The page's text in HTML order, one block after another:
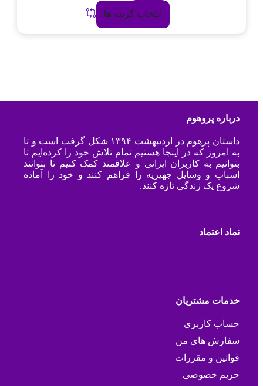
انتخاب گزینه ها
درباره پروهوم
داستان پرهوم در اردیبهشت ۱۳۹۴ شکل گرفت است و تا
به امروز که در اینجا هستیم تمام تلاش خود را کرده‌ایم تا
بتوانیم به کاربران ایرانی و علاقمند کمک کنیم تا بتوانند
اسباب و وسایل جهیزیه را فراهم کنند و خود را آماده
شروع یک زندگی تازه کنند.
نماد اعتماد
خدمات مشتریان
حساب کاربری
سفارش های من
قوانین و مقررات
حریم خصوصی